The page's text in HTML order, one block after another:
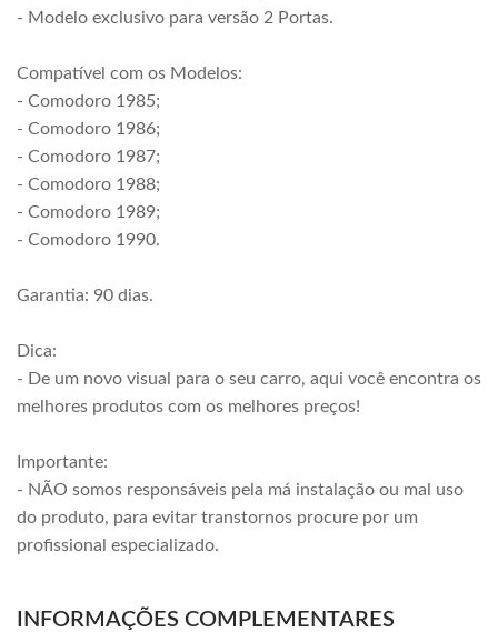
- Modelo exclusivo para versão 2 Portas.
Compatível com os Modelos:
- Comodoro 1985;
- Comodoro 1986;
- Comodoro 1987;
- Comodoro 1988;
- Comodoro 1989;
- Comodoro 1990.
Garantia: 90 dias.
Dica:
- De um novo visual para o seu carro, aqui você encontra os
melhores produtos com os melhores preços!
Importante:
- NÃO somos responsáveis pela má instalação ou mal uso
do produto, para evitar transtornos procure por um
profissional especializado.
INFORMAÇÕES COMPLEMENTARES